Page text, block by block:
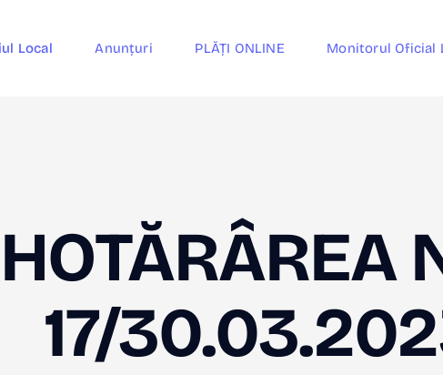
Local Anunțuri PLĂȚI ONLINE Monitorul Oficial
HOTĂRÂREA
17/